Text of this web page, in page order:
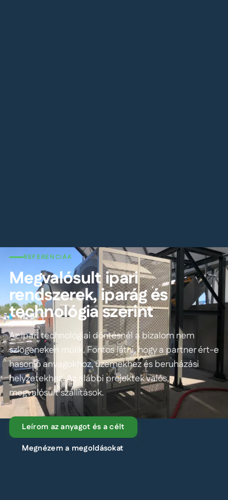
REFERENCIÁK
Megvalósult ipari
rendszerek, iparág és
technológia szerint
Az ipari technológiai döntésnél a bizalom nem
szlogeneken múlik. Fontos látni, hogy a partner ért-e
hasonló anyagokhoz, üzemekhez és beruházási
helyzetekhez. Az alábbi projektek valós,
megvalósult szállítások.
Leírom az anyagot és a célt
Megnézem a megoldásokat